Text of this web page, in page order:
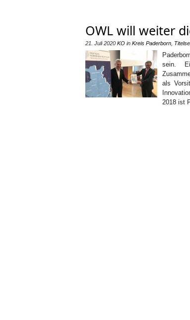
OWL will weiter
21. Juli 2020 KO in Kreis Paderborn
sein.
als
2018 ist